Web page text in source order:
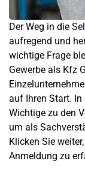
Der Weg in die
aufregend und
wichtige Frage
Gewerbe als Kfz
auf Ihren Start.
Wichtige zu den
um als
Klicken Sie
Anmeldung zu